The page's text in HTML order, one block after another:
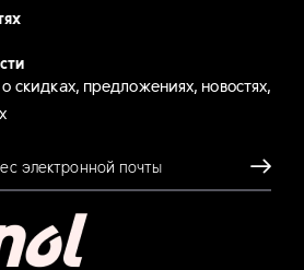
скидках, предложениях, новостях,